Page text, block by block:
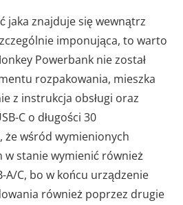
jaka znajduje się wewnątrz
imponująca, to warto
Powerbank nie został
rozpakowania, mieszka
z instrukcja obsługi oraz
C o długości 30
że wśród wymienionych
w stanie wymienić również
A/C, bo w końcu urządzenie
również poprzez drugie